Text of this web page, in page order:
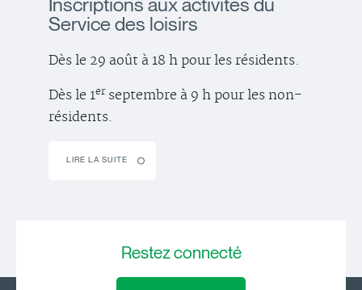
Service des loisirs
Dès le 29 août à 18 h pour les résidents.
Dès le 1erseptembre à 9 h pour les non-
résidents.
LIRE LA SUITE
Restezconnecté